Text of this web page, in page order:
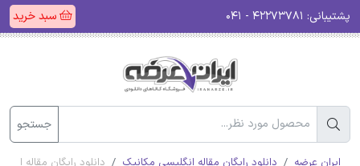
پشتیبانی: سبد خرید
جستجو